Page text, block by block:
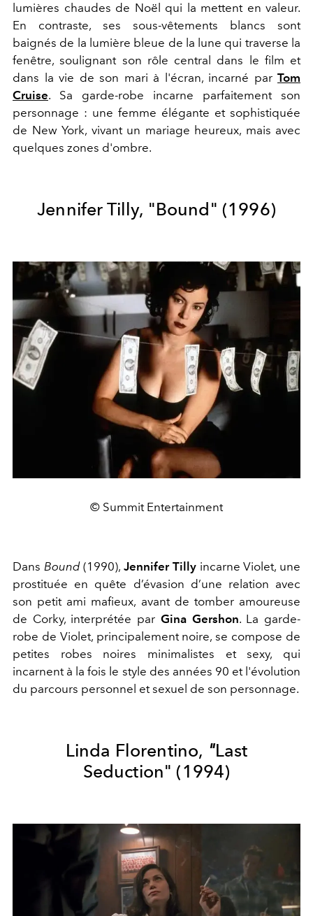
lumières chaudes de Noël qui la mettent en valeur.
En contraste, ses sous-vêtements blancs sont
baignés de la lumière bleue de la lune qui traverse la
fenêtre, soulignant son rôle central dans le film et
dans la vie de son mari à l'écran, incarné par Tom
Cruise. Sa garde-robe incarne parfaitement son
personnage : une femme élégante et sophistiquée
de New York, vivant un mariage heureux, mais avec
quelques zones d'ombre.
Jennifer Tilly, "Bound" (1996)
© Summit Entertainment
Dans Bound(1990),Jennifer Tillyincarne Violet, une
prostituée en quête d’évasion d’une relation avec
son petit ami mafieux, avant de tomber amoureuse
de Corky, interprétée par Gina Gershon. La garde-
robe de Violet, principalement noire, se compose de
petites robes noires minimalistes et sexy, qui
incarnent à la fois le style des années 90 et l'évolution
du parcours personnel et sexuel de son personnage.
Linda Florentino, "Last
Seduction" (1994)